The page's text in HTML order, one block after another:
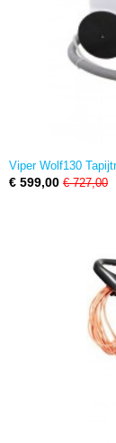
Viper Wolf130
€ 599,00 € 727,00